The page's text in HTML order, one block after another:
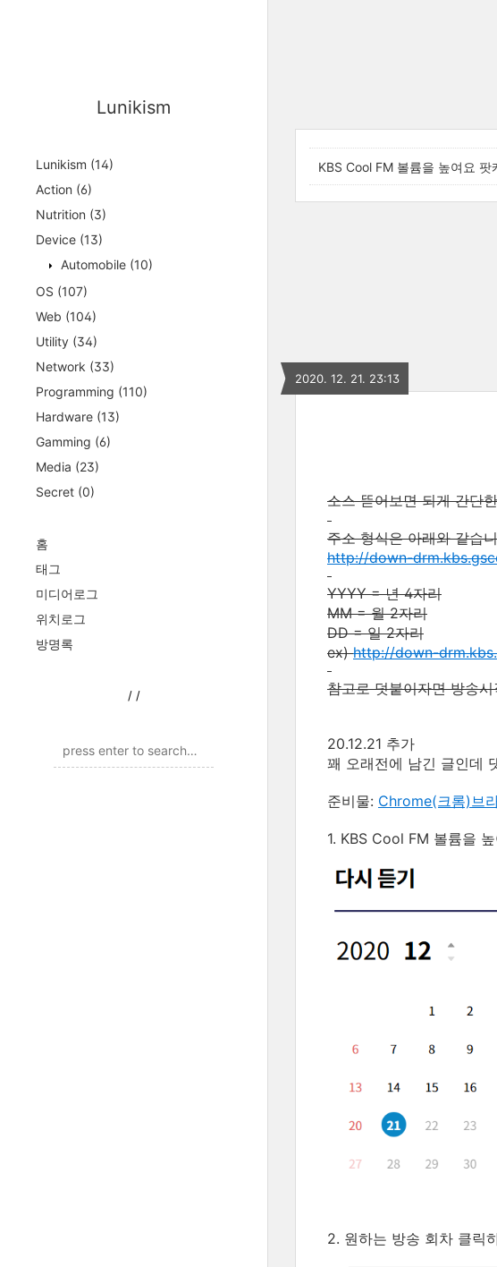
Lunikism
Lunikism (14)
Action (6)
Nutrition (3)
Device (13)
Automobile (10)
OS (107)
Web (104)
Utility (34)
Network (33)
Programming (110)
Hardware (13)
Gamming (6)
Media (23)
Secret (0)
홈
태그
미디어로그
위치로그
방명록
/ /
KBS Cool FM 볼륨을 높여요 팟
2020. 12. 21. 23:13
소스 뜯어보면 되게 간단
주소 형식은 아래와 같습
http://down-
YYYY = 년 4자리
MM = 월 2자리
DD = 일 2자리
ex)http://down-
참고로 덧붙이자면 방송
20.12.21 추가
꽤 오래전에 남긴 글인데
준비물: Chrome(크롬)브
1. KBS Cool FM 볼륨을
2. 원하는 방송 회차 클릭